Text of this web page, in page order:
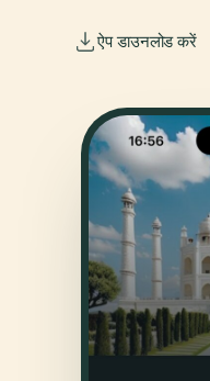
ऐप डाउनलोड करें